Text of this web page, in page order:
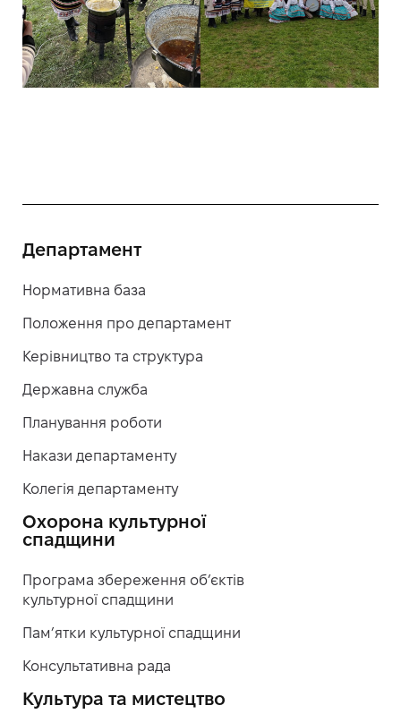
Департамент
Нормативна база
Положення про департамент
Керівництво та структура
Державна служба
Планування роботи
Накази департаменту
Колегія департаменту
Охорона культурної
спадщини
Програма збереження об’єктів
культурної спадщини
Пам’ятки культурної спадщини
Консультативна рада
Культура та мистецтво